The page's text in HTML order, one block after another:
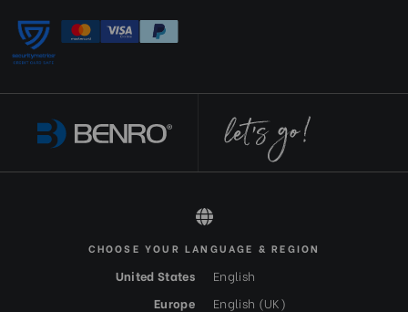
All rights reserved 2026 © Benro DE-EUR
CHOOSE YOUR LANGUAGE & REGION
United States
English
Europe
English (UK)